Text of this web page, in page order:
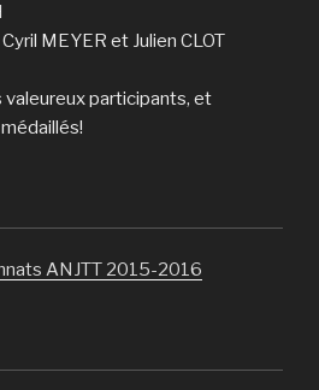
MEYER et Julien CLOT
valeureux participants, et
ANJTT 2015-2016